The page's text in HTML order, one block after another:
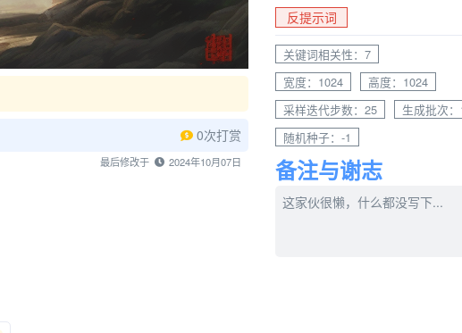
0次打赏
最后修改于 2024年10月07日
反提示词
关键词相关性：7
宽度：1024
高度：1024
采样迭代步数：25
生成批次
随机种子：-1
备注与谢志
这家伙很懒，什么都没写下...